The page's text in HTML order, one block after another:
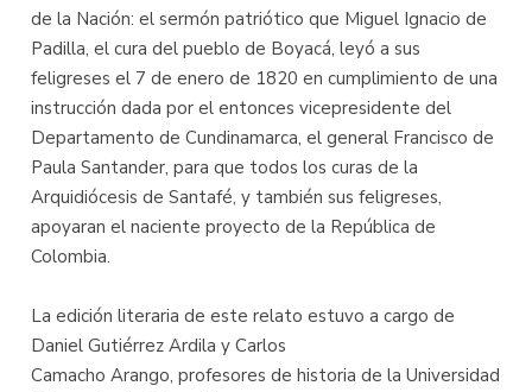
de la Nación: el sermón patriótico que Miguel Ignacio de
Padilla, el cura del pueblo de Boyacá, leyó a sus
feligreses el 7 de enero de 1820 en cumplimiento de una
instrucción dada por el entonces vicepresidente del
Departamento de Cundinamarca, el general Francisco de
Paula Santander, para que todos los curas de la
Arquidiócesis de Santafé, y también sus feligreses,
apoyaran el naciente proyecto de la República de
Colombia.
La edición literaria de este relato estuvo a cargo de
Daniel Gutiérrez Ardila y Carlos
Camacho Arango, profesores de historia de la Universidad